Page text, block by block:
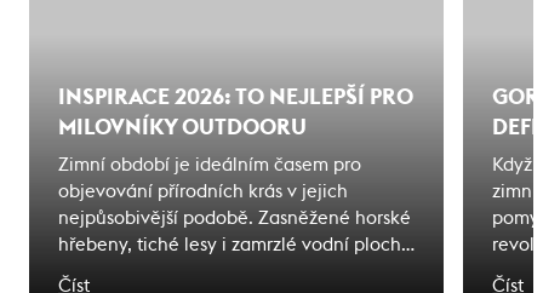
INSPIRACE 2026: TO NEJLEPŠÍ PRO
MILOVNÍKY OUTDOORU
Zimní období je ideálním časem pro
objevování přírodních krás v jejich
nejpůsobivější podobě. Zasněžené horské
hřebeny, tiché lesy i zamrzlé vodní plochy
nabízejí jedinečné zážitky těm, kteří jsou
Číst
Když
zimní
Číst